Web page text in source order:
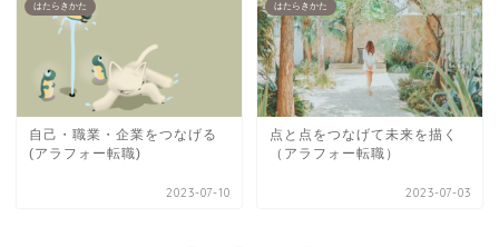
はたらきかた
自己・職業・企業をつなげる
(アラフォー転職)
2023-07-10
はたらきかた
点と点をつなげて未来を描く
（アラフォー転職）
2023-07-03